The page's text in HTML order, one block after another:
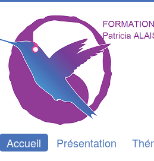
Accueil Présentation